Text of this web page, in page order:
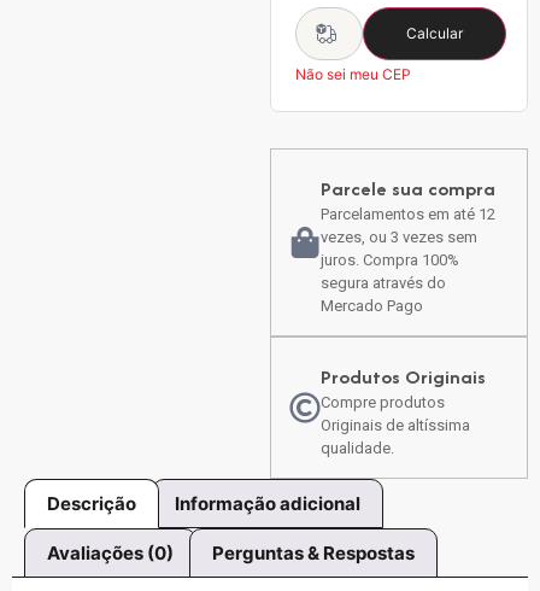
Calcular
Não sei meu CEP
Parcele sua compra
Parcelamentos em até 12
vezes, ou 3 vezes sem
juros. Compra 100%
segura através do
Mercado Pago
Produtos Originais
Compre produtos
Originais de altíssima
qualidade.
Descrição Informação adicional
Avaliações (0) Perguntas & Respostas